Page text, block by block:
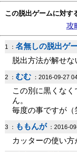
この脱出ゲームに対す
攻
1 ： 名無しの脱出ゲ
脱出方法が解せ
2 ： むむ ：2016-09-27
この別に黒くな
ん。
毎度の事ですが（
3 ： ももんが：2016-
カッターの使い